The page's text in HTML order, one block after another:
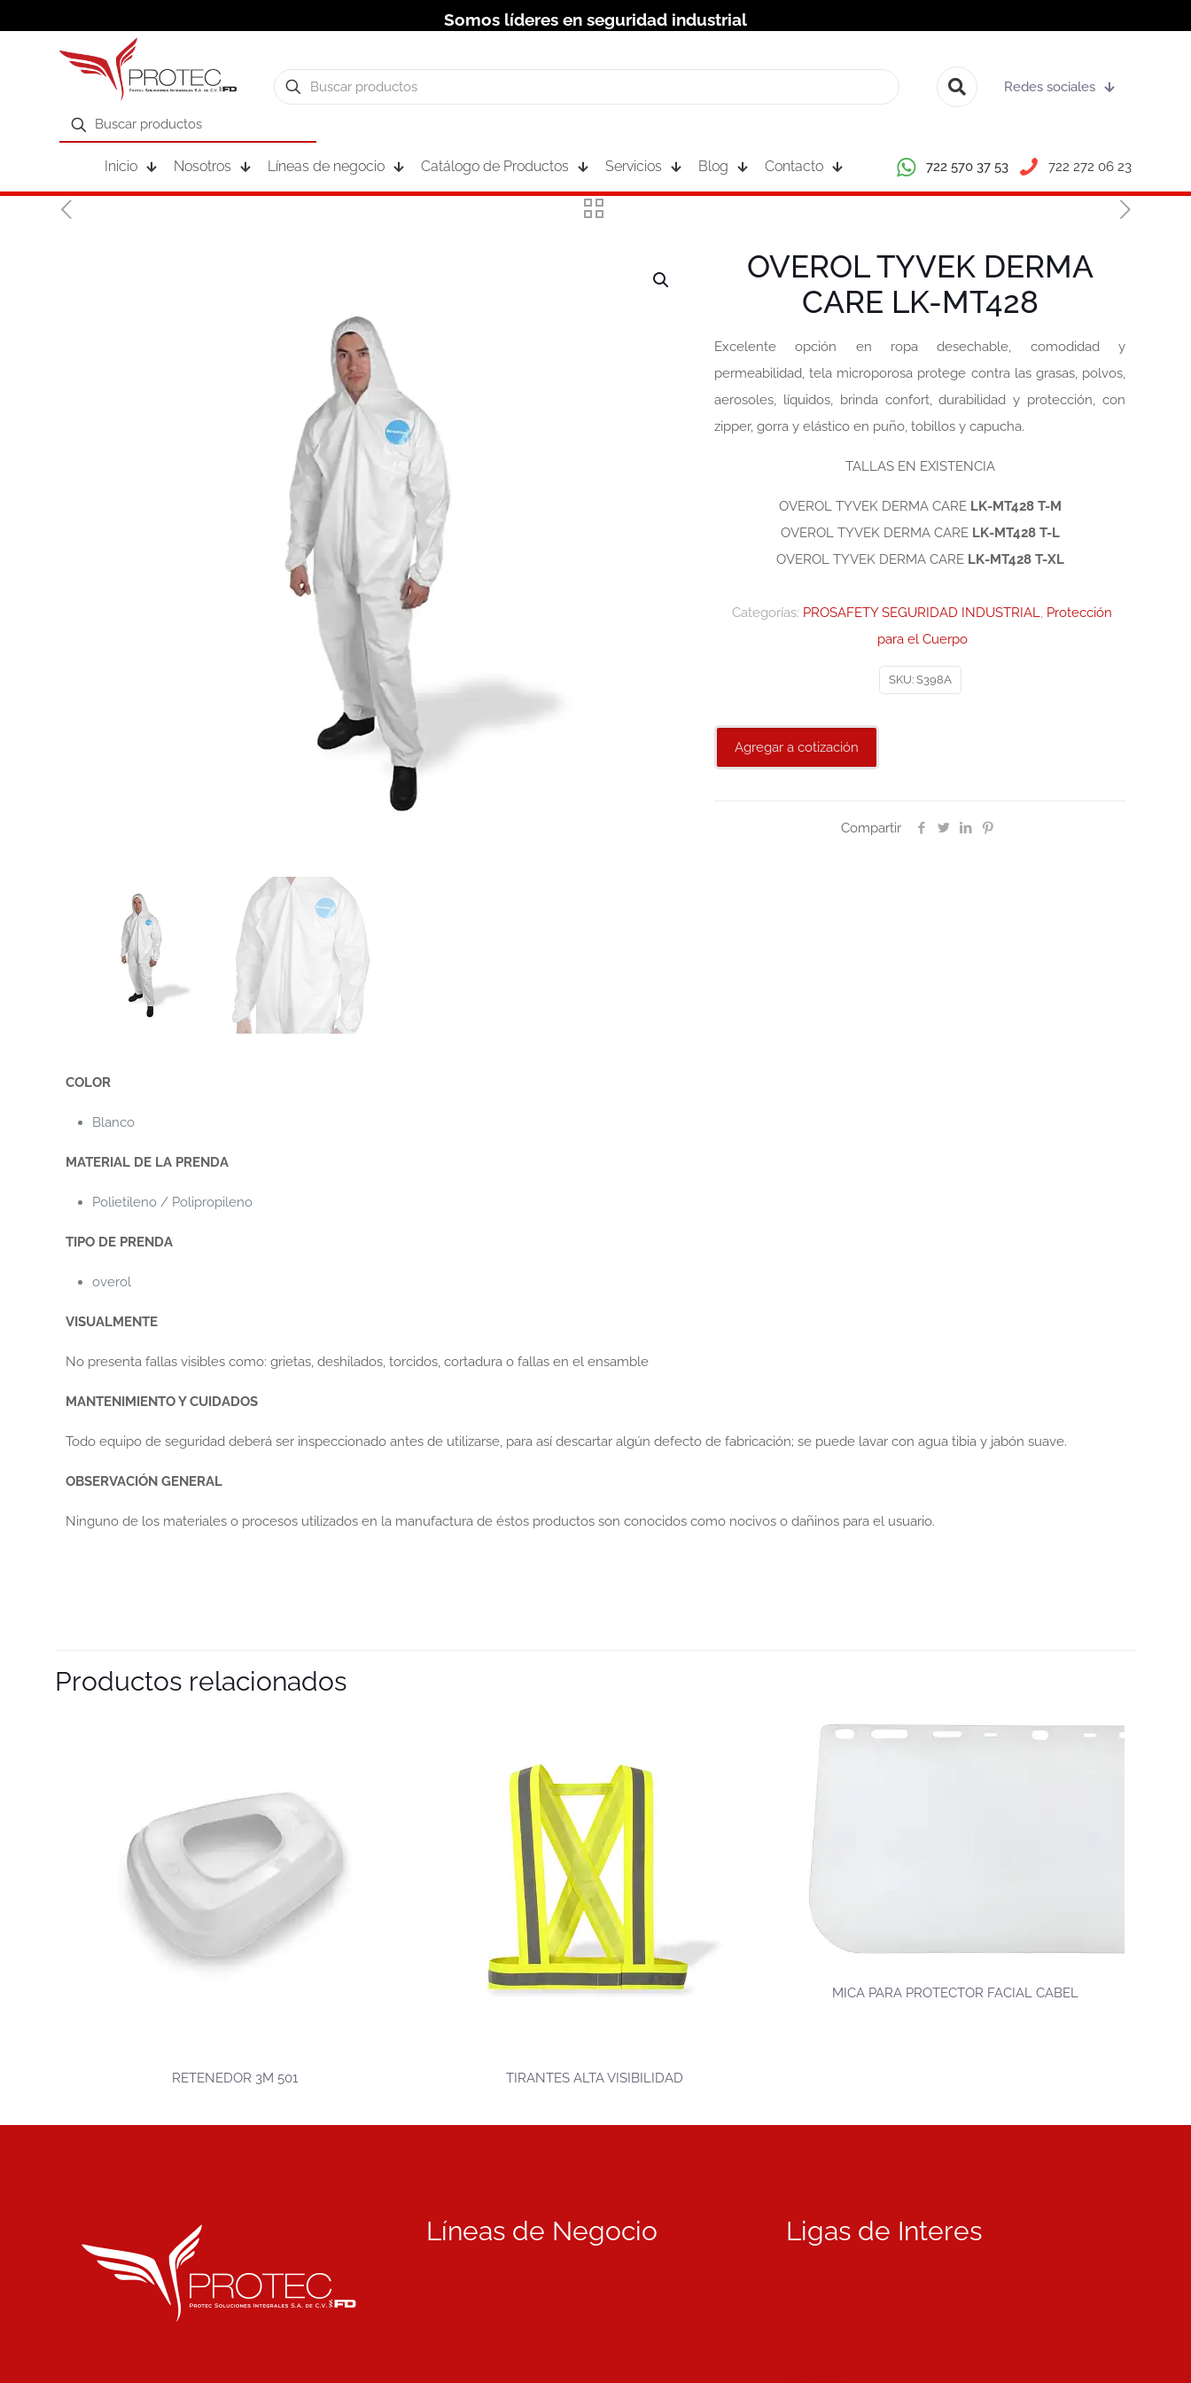
Somos líderes en seguridad industrial
Redes sociales
Inicio Nosotros Líneas de negocio Catálogo de Productos Servicios Blog Contacto 722 570 37 53 722 272 06 23
OVEROL TYVEK DERMA
CARE LK-MT428
Excelente opción en ropa desechable, comodidad y
permeabilidad, tela microporosa protege contra las grasas, polvos,
aerosoles, líquidos, brinda confort, durabilidad y protección, con
zipper, gorra y elástico en puño, tobillos y capucha.
TALLAS EN EXISTENCIA
OVEROL TYVEK DERMA CARE LK-MT428 T-M
OVEROL TYVEK DERMA CARE LK-MT428 T-L
OVEROL TYVEK DERMA CARE LK-MT428 T-XL
SKU: S398A
Categorías: PROSAFETY SEGURIDAD INDUSTRIAL, Protección
para el Cuerpo
Agregar a cotización
Compartir
COLOR
Blanco
MATERIAL DE LA PRENDA
Polietileno / Polipropileno
TIPO DE PRENDA
overol
VISUALMENTE
No presenta fallas visibles como: grietas, deshilados, torcidos, cortadura o fallas en el ensamble
MANTENIMIENTO Y CUIDADOS
Todo equipo de seguridad deberá ser inspeccionado antes de utilizarse, para así descartar algún defecto de fabricación; se puede lavar con agua tibia y jabón suave.
OBSERVACIÓN GENERAL
Ninguno de los materiales o procesos utilizados en la manufactura de éstos productos son conocidos como nocivos o dañinos para el usuario.
Productos relacionados
RETENEDOR 3M 501 TIRANTES ALTA VISIBILIDAD
MICA PARA PROTECTOR FACIAL CABEL
Líneas de Negocio Ligas de Interes